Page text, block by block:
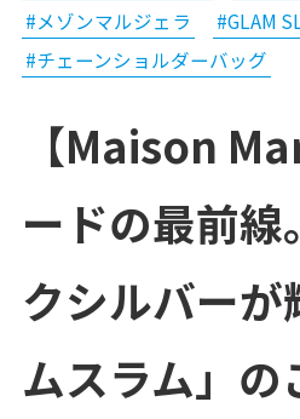
#メゾンマルジェラ
#GLAM
#チェーンショルダーバッグ
【Maison
ードの最前線
クシルバーが
ムスラム」の